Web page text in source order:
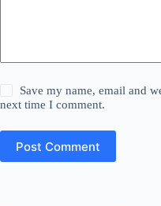
Save my name, email and
next time I comment.
Post Comment